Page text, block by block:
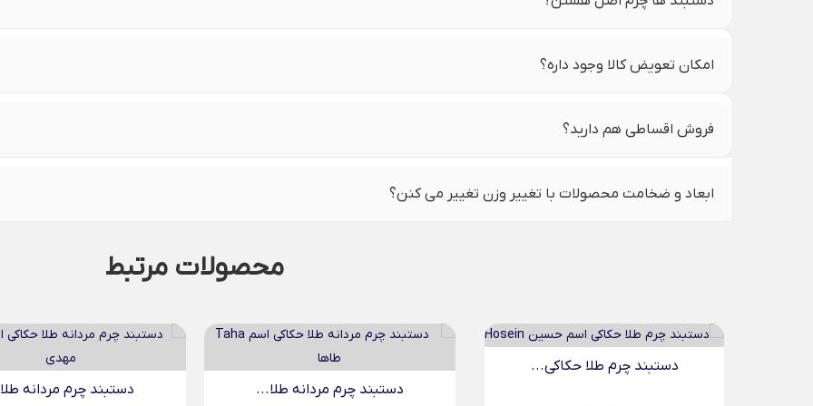
امکان تعویض کالا وجود داره؟
فروش اقساطی هم دارید؟
ابعاد و ضخامت محصولات با تغییر وزن تغییر می کنن؟
محصولات مرتبط
دستبند چرم مردانه طلا...